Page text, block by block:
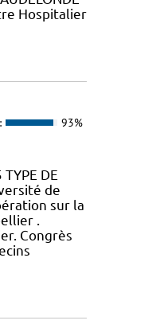
Hospitalier
93%
DE
de
sur la
.
Congrès